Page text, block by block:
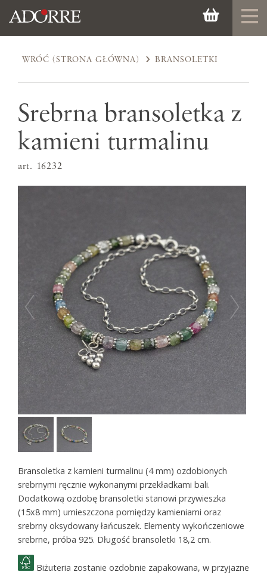
WRÓĆ (STRONA GŁÓWNA) BRANSOLETKI
Srebrna bransoletka z
kamieni turmalinu
art. 16232
Bransoletka z kamieni turmalinu (4 mm) ozdobionych
srebrnymi ręcznie wykonanymi przekładkami bali.
Dodatkową ozdobę bransoletki stanowi przywieszka
(15x8 mm) umieszczona pomiędzy kamieniami oraz
srebrny oksydowany łańcuszek. Elementy wykończeniowe
srebrne, próba 925. Długość bransoletki 18,2 cm.
Biżuteria zostanie ozdobnie zapakowana, w przyjazne